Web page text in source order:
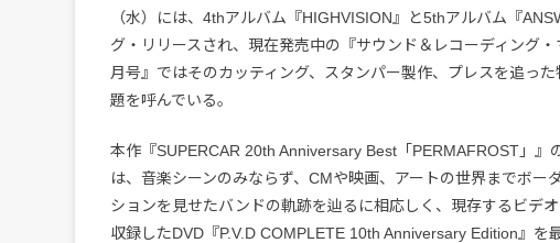
（水）には、4thアルバム『HIGHVISION』と5thアルバム『
グ・リリースされ、現在発売中の『サウンド＆レコーディング
月号』ではそのカッティング、スタンパー製作、プレスを追っ
題を呼んでいる。
本作『SUPERCAR 20th Anniversary Best「PERMAFROST」』
は、音楽シーンのみならず、CMや映画、アートの世界までボー
ションを見せたバンドの軌跡を辿るに相応しく、現存するビデ
収録したDVD『P.V.D COMPLETE 10th Anniversary Edition』を